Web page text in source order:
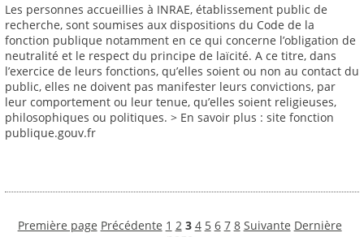
Les personnes accueillies à INRAE, établissement public de
recherche, sont soumises aux dispositions du Code de la
fonction publique notamment en ce qui concerne l’obligation de
neutralité et le respect du principe de laïcité. A ce titre, dans
l’exercice de leurs fonctions, qu’elles soient ou non au contact du
public, elles ne doivent pas manifester leurs convictions, par
leur comportement ou leur tenue, qu’elles soient religieuses,
philosophiques ou politiques. > En savoir plus : site fonction
publique.gouv.fr
Première page Précédente 1 2 3 4 5 6 7 8 Suivante Dernière